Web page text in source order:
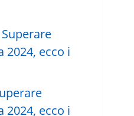
2024, ecco i